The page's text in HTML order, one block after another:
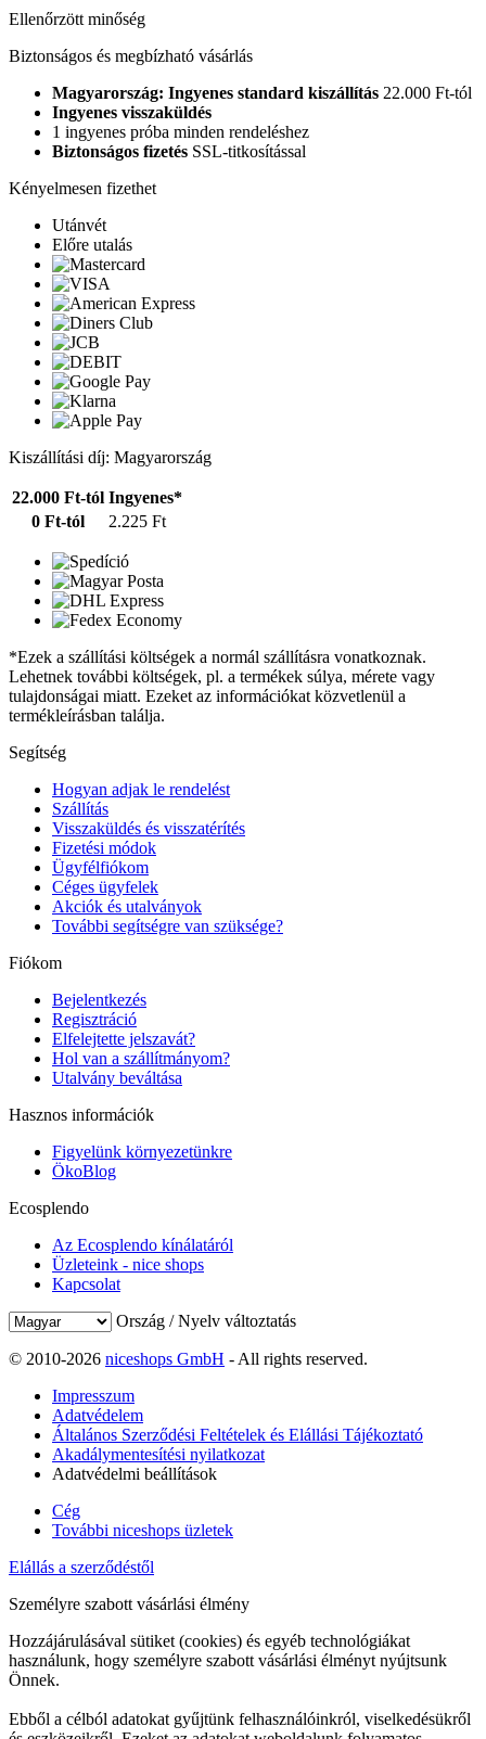
Ellenőrzött minőség
Biztonságos és megbízható vásárlás
Magyarország: Ingyenes standard kiszállítás 22.000 Ft-tól
Ingyenes visszaküldés
1 ingyenes próba minden rendeléshez
Biztonságos fizetés SSL-titkosítással
Kényelmesen fizethet
Utánvét
Előre utalás
Kiszállítási díj: Magyarország
22.000 Ft-tól Ingyenes*
0 Ft-tól
2.225 Ft
*Ezek a szállítási költségek a normál szállításra vonatkoznak.
Lehetnek további költségek, pl. a termékek súlya, mérete vagy
tulajdonságai miatt. Ezeket az információkat közvetlenül a
termékleírásban találja.
Segítség
Hogyan adjak le rendelést
Szállítás
Visszaküldés és visszatérítés
Fizetési módok
Ügyfélfiókom
Céges ügyfelek
Akciók és utalványok
További segítségre van szüksége?
Fiókom
Bejelentkezés
Regisztráció
Elfelejtette jelszavát?
Hol van a szállítmányom?
Utalvány beváltása
Hasznos információk
Figyelünk környezetünkre
ÖkoBlog
Ecosplendo
Az Ecosplendo kínálatáról
Üzleteink - nice shops
Kapcsolat
Ország / Nyelv változtatás
© 2010-2026 niceshops GmbH - All rights reserved.
Impresszum
Adatvédelem
Általános Szerződési Feltételek és Elállási Tájékoztató
Akadálymentesítési nyilatkozat
Adatvédelmi beállítások
Cég
További niceshops üzletek
Elállás a szerződéstől
Személyre szabott vásárlási élmény
Hozzájárulásával sütiket (cookies) és egyéb technológiákat
használunk, hogy személyre szabott vásárlási élményt nyújtsunk
Önnek.
Ebből a célból adatokat gyűjtünk felhasználóinkról, viselkedésükről